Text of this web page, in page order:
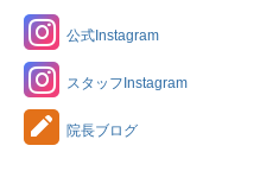
公式Instagram
スタッフInstagram
院長ブログ